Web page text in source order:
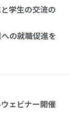
学生の交流の
の就職促進を
ェビナー開催